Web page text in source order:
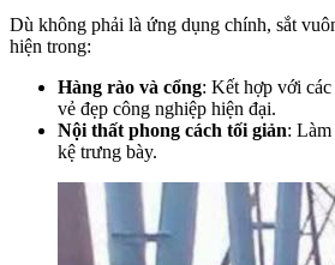
Dù không phải là ứng dụng chính, sắt
hiện trong:
Hàng rào và cổng: Kết hợp với
vẻ đẹp công nghiệp hiện đại.
Nội thất phong cách tối giản: Làm
kệ trưng bày.